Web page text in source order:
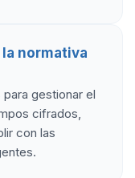
normativa
gestionar el
cifrados,
con las